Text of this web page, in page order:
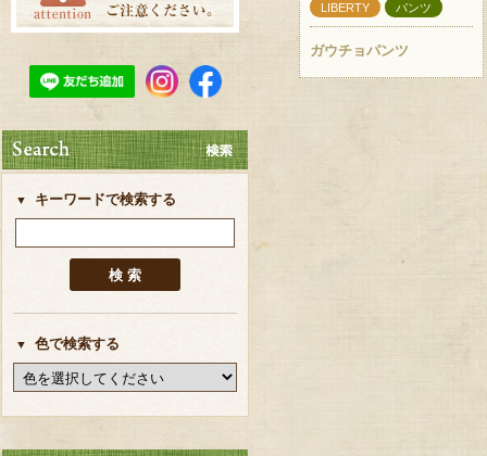
キーワードで検索する
色で検索する
LIBERTY パンツ
ガウチョパンツ